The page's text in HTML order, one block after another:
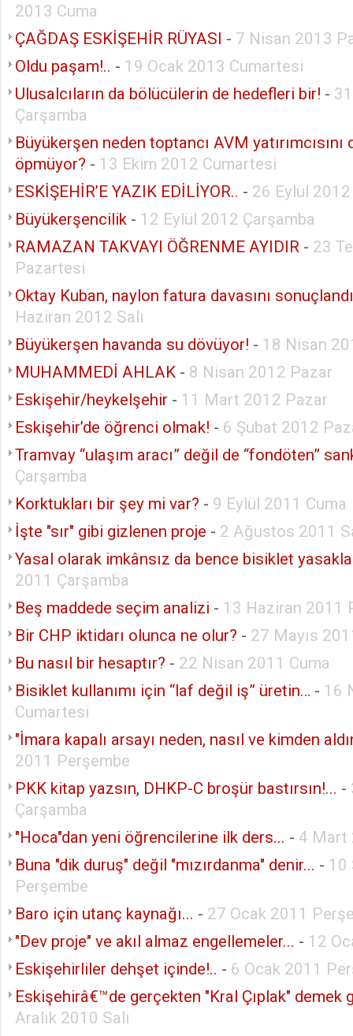
2013 Cuma
ÇAĞDAŞ ESKİŞEHİR RÜYASI - 7 Nisan 2013
Oldu paşam!.. - 19 Ocak 2013 Cumartesi
Ulusalcıların da bölücülerin de hedefleri bir! -
Çarşamba
Büyükerşen neden toptancı AVM yatırımcısını
öpmüyor? - 13 Ekim 2012 Cumartesi
ESKİŞEHİR’E YAZIK EDİLİYOR.. - 26 Eylül
Büyükerşencilik - 12 Eylül 2012 Çarşamba
RAMAZAN TAKVAYI ÖĞRENME AYIDIR - 23
Pazartesi
Oktay Kuban, naylon fatura davasını
Haziran 2012 Salı
Büyükerşen havanda su dövüyor! - 18 Nisan
MUHAMMEDİ AHLAK - 8 Nisan 2012 Pazar
Eskişehir/heykelşehir - 11 Mart 2012 Pazar
Eskişehir’de öğrenci olmak! - 6 Şubat 2012
Tramvay “ulaşım aracı” değil de “fondöten”
Çarşamba
Korktukları bir şey mi var? - 9 Eylül 2011 Cuma
İşte "sır" gibi gizlenen proje - 2 Ağustos 2011
Yasal olarak imkânsız da bence bisiklet
2011 Çarşamba
Beş maddede seçim analizi - 13 Haziran 2011
Bir CHP iktidarı olunca ne olur? - 27 Mayıs
Bu nasıl bir hesaptır? - 22 Nisan 2011 Cuma
Bisiklet kullanımı için “laf değil iş” üretin… - 16
Cumartesi
"İmara kapalı arsayı neden, nasıl ve kimden
2011 Perşembe
PKK kitap yazsın, DHKP-C broşür bastırsın!... -
Çarşamba
"Hoca"dan yeni öğrencilerine ilk ders... - 4 Mart
Buna "dik duruş" değil "mızırdanma" denir... - 10
Perşembe
Baro için utanç kaynağı... - 27 Ocak 2011
"Dev proje" ve akıl almaz engellemeler... - 12
Eskişehirliler dehşet içinde!.. - 6 Ocak 2011
Eskişehirâ€™de gerçekten "Kral Çıplak" demek
Aralık 2010 Salı